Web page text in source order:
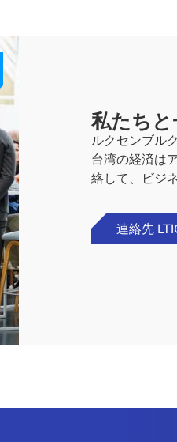
私たち
ルクセンブル
台湾の経済は
絡して、ビジ
連絡先